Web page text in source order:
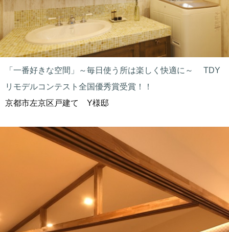
「一番好きな空間」～毎日使う所は楽しく快適に～ TDY
リモデルコンテスト全国優秀賞受賞！！
京都市左京区戸建て Y様邸